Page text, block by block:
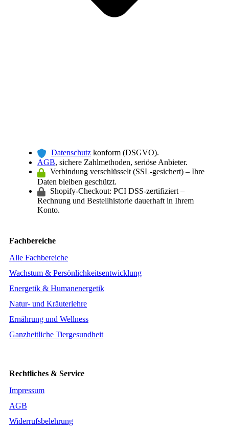
Datenschutz konform (DSGVO).
AGB, sichere Zahlmethoden, seriöse Anbieter.
Verbindung verschlüsselt (SSL-gesichert) – Ihre
Daten bleiben geschützt.
Shopify-Checkout: PCI DSS-zertifiziert –
Rechnung und Bestellhistorie dauerhaft in Ihrem
Konto.
Fachbereiche
Alle Fachbereiche
Wachstum & Persönlichkeitsentwicklung
Energetik & Humanenergetik
Natur- und Kräuterlehre
Ernährung und Wellness
Ganzheitliche Tiergesundheit
Rechtliches & Service
Impressum
AGB
Widerrufsbelehrung